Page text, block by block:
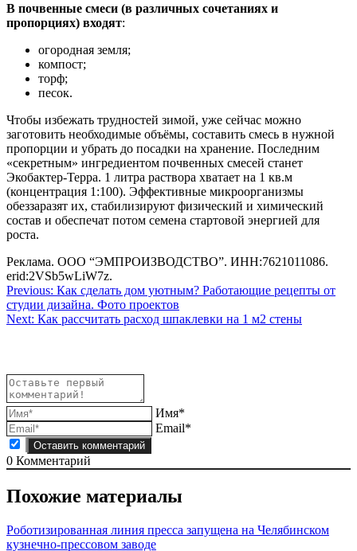
В почвенные смеси (в различных сочетаниях и
пропорциях) входят:
огородная земля;
компост;
торф;
песок.
Чтобы избежать трудностей зимой, уже сейчас можно
заготовить необходимые объёмы, составить смесь в нужной
пропорции и убрать до посадки на хранение. Последним
«секретным» ингредиентом почвенных смесей станет
Экобактер-Терра. 1 литра раствора хватает на 1 кв.м
(концентрация 1:100). Эффективные микроорганизмы
обеззаразят их, стабилизируют физический и химический
состав и обеспечат потом семена стартовой энергией для
роста.
Реклама. ООО “ЭМПРОИЗВОДСТВО”. ИНН:7621011086.
erid:2VSb5wLiW7z.
Навигация
по
Previous: Как сделать дом уютным? Работающие рецепты от
студии дизайна. Фото проектов
Next: Как рассчитать расход шпаклевки на 1 м2 стены
Имя*
Email*
0 Комментарий
Похожие материалы
Роботизированная линия пресса запущена на Челябинском
кузнечно-прессовом заводе